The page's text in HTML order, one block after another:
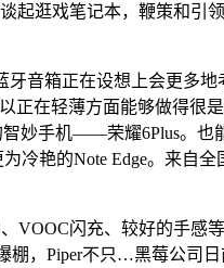
逛戏笔记本，鞭策和引
音箱正在设想上会更多
在轻薄方面能够做得很
妙手机——荣耀6Plus。也
艳的Note Edge。来自
闪充、较好的手感
，Piper不只…黑莓公司